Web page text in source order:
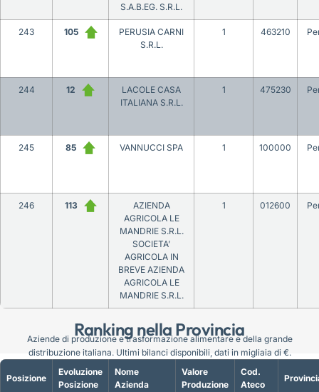
Ranking nella Provincia
S.A.B.EG. S.R.L.
243 105
PERUSIA CARNI
S.R.L.
1 463210
244 12
LACOLE CASA
ITALIANA S.R.L.
1 475230
245 85 VANNUCCI SPA 1 100000
246 113
AZIENDA
AGRICOLA LE
MANDRIE S.R.L.
SOCIETA’
AGRICOLA IN
BREVE AZIENDA
AGRICOLA LE
MANDRIE S.R.L.
1 012600
Posizione
Evoluzione
Posizione
Nome
Azienda
Valore
Produzione
Cod.
Ateco
Aziende di produzione e trasformazione alimentare e della grande
distribuzione italiana. Ultimi bilanci disponibili, dati in migliaia di €.